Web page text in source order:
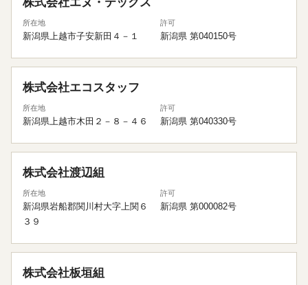
所在地
新潟県上越市子安新田４－１
許可
新潟県 第040150号
株式会社エコスタッフ
所在地
新潟県上越市木田２－８－４６
許可
新潟県 第040330号
株式会社渡辺組
所在地
新潟県岩船郡関川村大字上関６
３９
許可
新潟県 第000082号
株式会社板垣組